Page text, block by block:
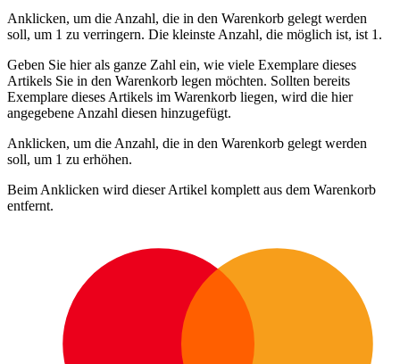
Anklicken, um die Anzahl, die in den Warenkorb gelegt werden
soll, um 1 zu verringern. Die kleinste Anzahl, die möglich ist, ist 1.
Geben Sie hier als ganze Zahl ein, wie viele Exemplare dieses
Artikels Sie in den Warenkorb legen möchten. Sollten bereits
Exemplare dieses Artikels im Warenkorb liegen, wird die hier
angegebene Anzahl diesen hinzugefügt.
Anklicken, um die Anzahl, die in den Warenkorb gelegt werden
soll, um 1 zu erhöhen.
Beim Anklicken wird dieser Artikel komplett aus dem Warenkorb
entfernt.